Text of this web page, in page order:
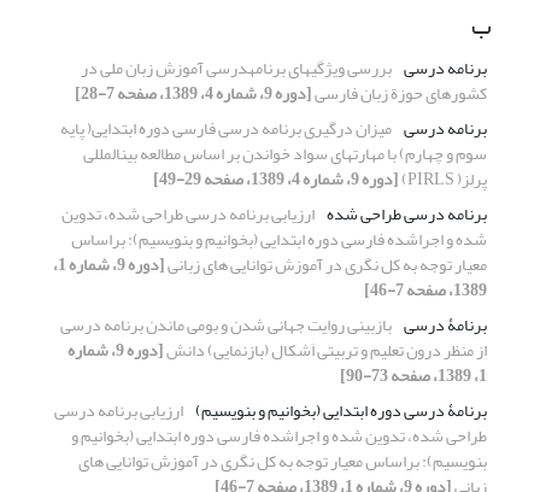
ب
برنامه درسی بررسی ویژگیهای برنامهدرسی آموزش زبان ملی در
کشورهای حوزة زبان فارسی[دوره 9، شماره 4، 1389، صفحه 7-28]
برنامه درسی میزان درگیری برنامه درسی فارسی دوره ابتدایی( پایه
سوم و چهارم) با مهارتهای سواد خواندن بر اساس مطالعه بینالمللی
پرلز( PIRLS)
[دوره 9، شماره 4، 1389، صفحه 29-49]
برنامه درسی طراحی شده ارزیابی برنامه درسی طراحی شده، تدوین
شده و اجراشده فارسی دوره ابتدایی (بخوانیم و بنویسیم): براساس
معیار توجه به کل نگری در آموزش توانایی های زبانی [دوره 9، شماره 1،
1389، صفحه 7-46]
برنامۀ درسی بازبینی روایت جهانی شدن و بومی ماندن برنامه درسی
از منظر درون تعلیم و تربیتی اَشکال (بازنمایی) دانش [دوره 9، شماره
1، 1389، صفحه 73-90]
برنامۀ درسی دوره ابتدایی (بخوانیم و بنویسیم) ارزیابی برنامه درسی
طراحی شده، تدوین شده و اجراشده فارسی دوره ابتدایی (بخوانیم و
بنویسیم): براساس معیار توجه به کل نگری در آموزش توانایی های